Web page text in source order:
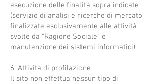
esecuzione delle finalità sopra indicate
(servizio di analisi e ricerche di mercato
finalizzate esclusivamente alle attività
svolte da "Ragione Sociale" e
manutenzione dei sistemi informatici).
6. Attività di profilazione
Il sito non effettua nessun tipo di